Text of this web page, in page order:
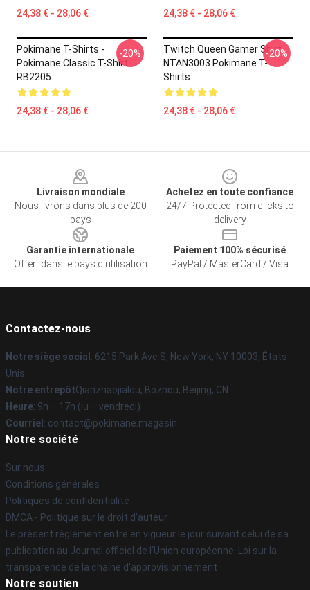
24,38 € - 28,06 € 24,38 € - 28,06 €
Pokimane T-Shirts -
Pokimane Classic T-Shirt
RB2205
24,38 € - 28,06 €
-20%
Twitch Queen Gamer Shirt
NTAN3003 Pokimane T-
Shirts
24,38 € - 28,06 €
-20%
Livraison mondiale
Nous livrons dans plus de 200
pays
Achetez en toute confiance
24/7 Protected from clicks to
delivery
Garantie internationale
Offert dans le pays d'utilisation
Paiement 100% sécurisé
PayPal / MasterCard / Visa
Contactez-nous
Notre siège social : 6215 Park Ave S, New York, NY 10003, États-
Unis
Notre entrepôtQianzhaojialou, Bozhou, Beijing, CN
Heure: 9h – 17h (lu – vendredi)
Courriel : contact@pokimane.magasin
Notre société
Sur nous
Conditions générales
Politiques de confidentialité
DMCA - Politique sur le droit d'auteur
Le présent règlement entre en vigueur le jour suivant celui de sa
publication au Journal officiel de l'Union européenne. Loi sur la
transparence de la chaîne d'approvisionnement
Notre soutien